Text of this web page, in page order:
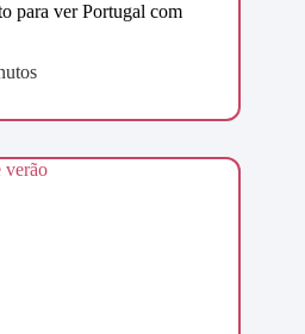
para ver Portugal com